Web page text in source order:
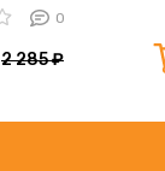
0
2 285 ₽